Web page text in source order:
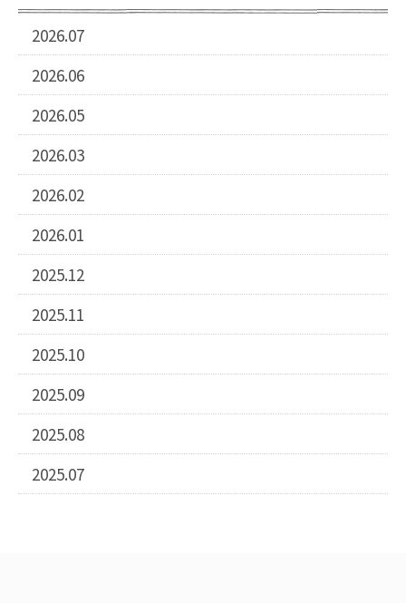
2026.07
2026.06
2026.05
2026.03
2026.02
2026.01
2025.12
2025.11
2025.10
2025.09
2025.08
2025.07